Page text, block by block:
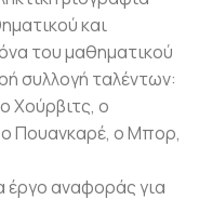
και
του μαθηματικού
συλλογή ταλέντων:
Χούρβιτς, ο
Πουανκαρέ, ο Μπορ,
έργο αναφοράς για